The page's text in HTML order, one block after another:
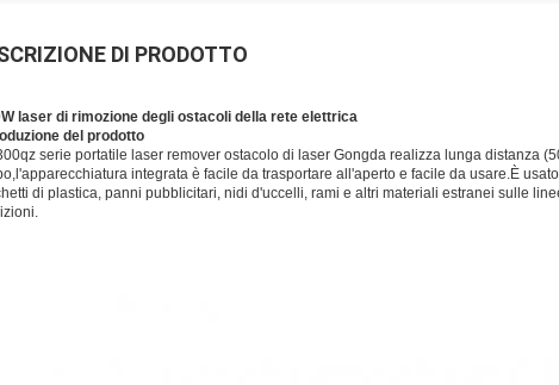
DI PRODOTTO
laser di rimozione degli ostacoli della rete elettrica
del prodotto
serie portatile laser remover ostacolo di laser Gongda realizza lunga distanza
integrata è facile da trasportare all'aperto e facile da usare.È
di plastica, panni pubblicitari, nidi d'uccelli, rami e altri materiali estranei sulle